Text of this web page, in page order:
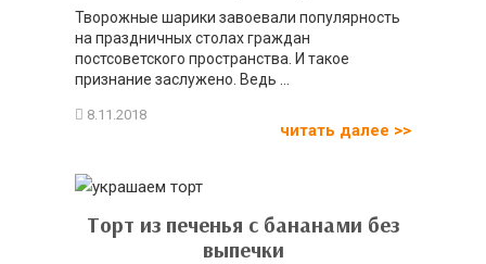
Творожные шарики завоевали популярность
на праздничных столах граждан
постсоветского пространства. И такое
признание заслужено. Ведь ...
читать далее >>
Торт из печенья с бананами без
выпечки